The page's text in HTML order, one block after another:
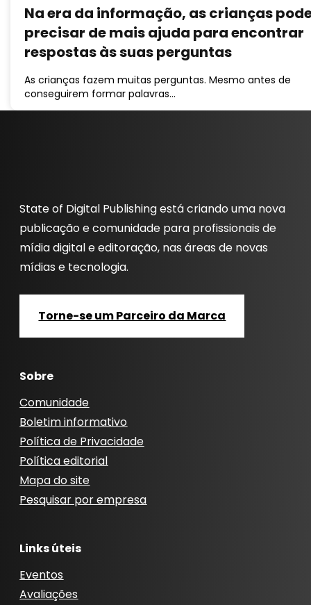
Na era da informação, as crianças
precisar de mais ajuda para encontrar
respostas às suas perguntas
As crianças fazem muitas perguntas. Mesmo antes de
conseguirem formar palavras…
State of Digital Publishing está criando uma nova
publicação e comunidade para profissionais de
mídia digital e editoração, nas áreas de novas
mídias e tecnologia.
Torne-se um Parceiro da Marca
Sobre
Comunidade
Boletim informativo
Política de Privacidade
Política editorial
Mapa do site
Pesquisar por empresa
Links úteis
Eventos
Avaliações